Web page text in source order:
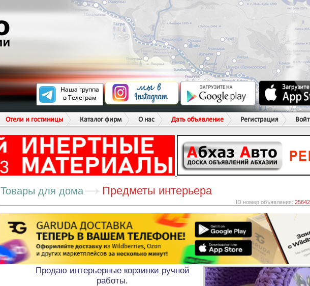
Отели и гостиницы Каталог фирм О нас Дать объявление Регистрация
Товары для дома Предметы интерьера
ID номер объявления:
Продаю интерьерные корзинки ручной
работы.